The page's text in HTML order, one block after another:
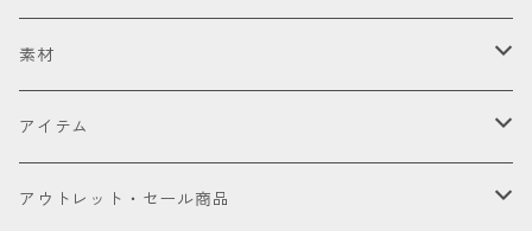
セット販売品
ドライバー
フェアウェイウッド
素材
皮革（本革・合成）
国内製高級本革
国産織物
アイテム
ゴルフヘッドカバー
アウトレット・セール商品